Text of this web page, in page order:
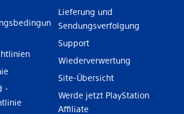
-
Lieferung und
Sendungsverfolgung
Support
Wiederverwertung
Site-Übersicht
Werde jetzt PlayStation
Affiliate